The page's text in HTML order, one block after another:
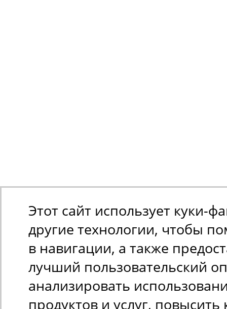
Этот сайт использует куки-
другие технологии, чтобы
в навигации, а также
лучший пользовательский
анализировать
продуктов и услуг, повысить